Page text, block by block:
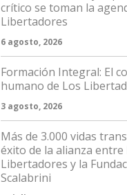
crítico se toman la
Libertadores
6 agosto, 2026
Formación Integral: El
humano de Los
3 agosto, 2026
Más de 3.000 vidas
éxito de la alianza entre
Libertadores y la
Scalabrini